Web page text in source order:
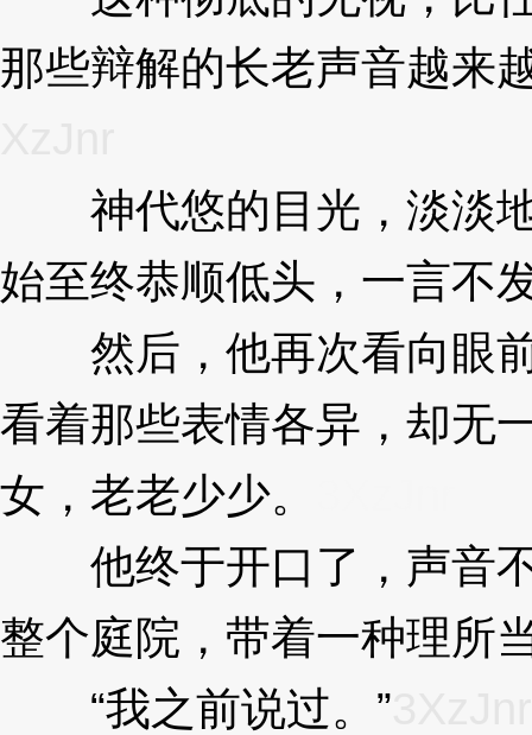
那些辩解的长老声音越来
神代悠的目光，淡淡地
始至终恭顺低头，一言不
然后，他再次看向眼前
看着那些表情各异，却无
女，老老少少。
他终于开口了，声音不
整个庭院，带着一种理所
“我之前说过。”